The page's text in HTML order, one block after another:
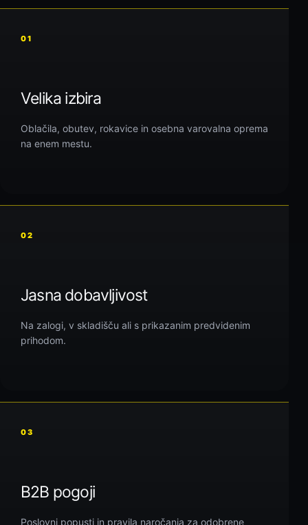
01
Velika izbira
Oblačila, obutev, rokavice in osebna varovalna oprema
na enem mestu.
02
Jasna dobavljivost
Na zalogi, v skladišču ali s prikazanim predvidenim
prihodom.
03
B2B pogoji
Poslovni popusti in pravila naročanja za odobrene